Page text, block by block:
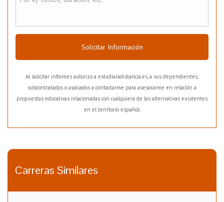
Solicitar Información
Al solicitar informes autorizo a estudiaradistancia.es, a sus dependientes,
subcontratados o asociados a contactarme para asesorarme en relación a
propuestas educativas relacionadas con cualquiera de las alternativas existentes
en el territorio español.
Carreras Similares